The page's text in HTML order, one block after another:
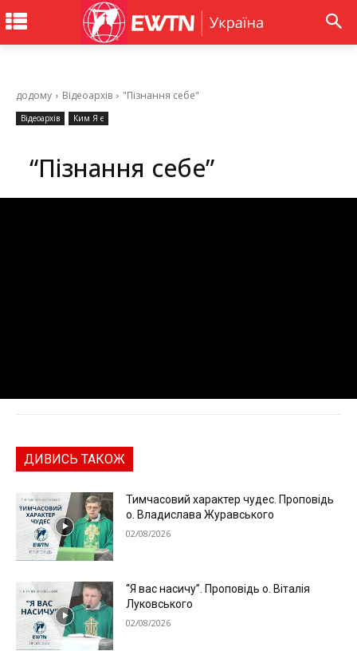
додому Відеоархів "Пізнання себе"
Відеоархів Ким Я є
“Пізнання себе”
ДИВИСЬ ТАКОЖ
Тимчасовий характер чудес. Проповідь
о. Владислава Журавського
02/08/2026
“Я вас насичу”. Проповідь о. Віталія
Луковського
02/08/2026